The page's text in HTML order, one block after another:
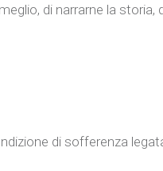
di narrarne la storia,
di sofferenza